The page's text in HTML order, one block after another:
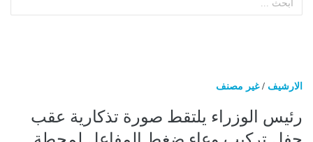
الارشيف /غير مصنف
رئيس الوزراء يلتقط صورة تذكارية عقب